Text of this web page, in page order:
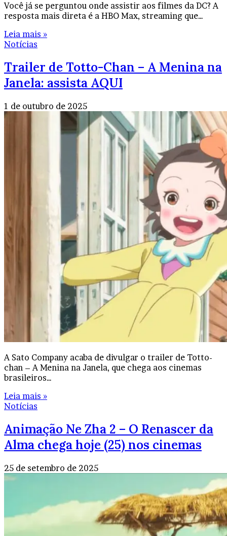
Você já se perguntou onde assistir aos filmes da DC? A
resposta mais direta é a HBO Max, streaming que…
Leia mais »
Notícias
Trailer de Totto-Chan – A Menina na
Janela: assista AQUI
1 de outubro de 2025
A Sato Company acaba de divulgar o trailer de Totto-
chan – A Menina na Janela, que chega aos cinemas
brasileiros…
Leia mais »
Notícias
Animação Ne Zha 2 – O Renascer da
Alma chega hoje (25) nos cinemas
25 de setembro de 2025